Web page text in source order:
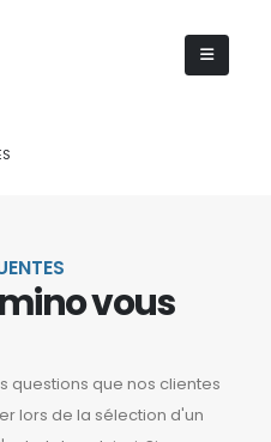
vous
questions que nos clientes
lors de la sélection d'un